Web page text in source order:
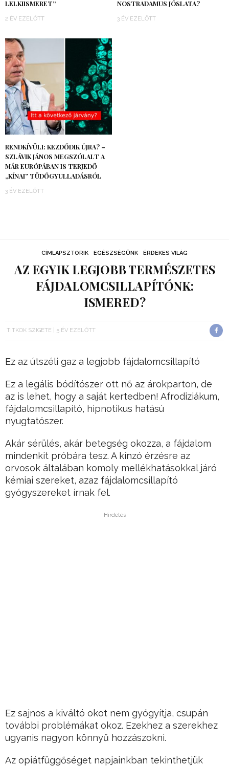
LELKIISMERET”
2 ÉV EZELŐTT
NOSTRADAMUS JÓSLATA?
3 ÉV EZELŐTT
RENDKÍVÜLI: KEZDŐDIK ÚJRA? –
SZLÁVIK JÁNOS MEGSZÓLALT A
MÁR EURÓPÁBAN IS TERJEDŐ
„KÍNAI” TÜDŐGYULLADÁSRÓL
3 ÉV EZELŐTT
CÍMLAPSZTORIK EGÉSZSÉGÜNK ÉRDEKES VILÁG
AZ EGYIK LEGJOBB TERMÉSZETES
FÁJDALOMCSILLAPÍTÓNK:
ISMERED?
TITKOK SZIGETE 5 ÉV EZELŐTT
Ez az útszéli gaz a legjobb fájdalomcsillapító
Ez a legális bódítószer ott nő az árokparton, de
az is lehet, hogy a saját kertedben! Afrodiziákum,
fájdalomcsillapító, hipnotikus hatású
nyugtatószer.
Akár sérülés, akár betegség okozza, a fájdalom
mindenkit próbára tesz. A kínzó érzésre az
orvosok általában komoly mellékhatásokkal járó
kémiai szereket, azaz fájdalomcsillapító
gyógyszereket írnak fel.
Hirdetés
Ez sajnos a kiváltó okot nem gyógyítja, csupán
további problémákat okoz. Ezekhez a szerekhez
ugyanis nagyon könnyű hozzászokni.
Az opiátfüggőséget napjainkban tekinthetjük